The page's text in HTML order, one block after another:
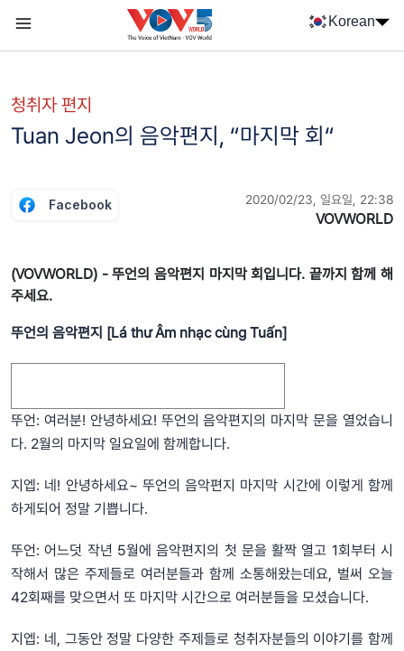
Korean
청취자 편지
Tuan Jeon의 음악편지, “마지막 회“
Facebook 2020/02/23, 일요일, 22:38
VOVWORLD
(VOVWORLD) - 뚜언의 음악편지 마지막 회입니다. 끝까지 함께 해
주세요.
뚜언의 음악편지 [Lá thư Âm nhạc cùng Tuấn]
뚜언: 여러분! 안녕하세요! 뚜언의 음악편지의 마지막 문을 열었습니
다. 2월의 마지막 일요일에 함께합니다.
지엡: 네! 안녕하세요~ 뚜언의 음악편지 마지막 시간에 이렇게 함께
하게되어 정말 기쁩니다.
뚜언: 어느덧 작년 5월에 음악편지의 첫 문을 활짝 열고 1회부터 시
작해서 많은 주제들로 여러분들과 함께 소통해왔는데요, 벌써 오늘
42회째를 맞으면서 또 마지막 시간으로 여러분들을 모셨습니다.
지엡: 네, 그동안 정말 다양한 주제들로 청취자분들의 이야기를 함께